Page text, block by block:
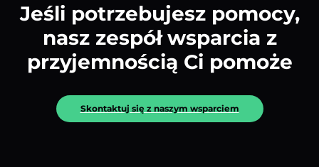
Jeśli potrzebujesz pomocy,
nasz zespół wsparcia z
przyjemnością Ci pomoże
Skontaktuj się z naszym wsparciem